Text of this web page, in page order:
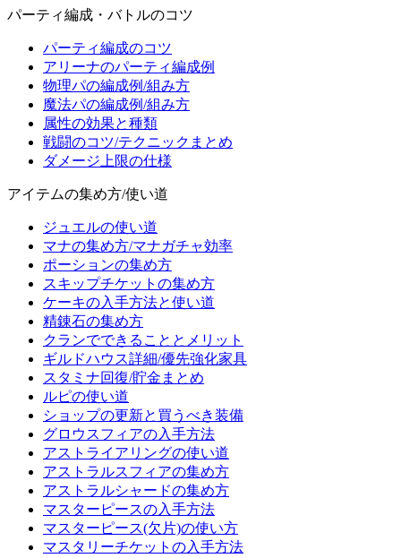
パーティ編成・バトルのコツ
パーティ編成のコツ
アリーナのパーティ編成例
物理パの編成例/組み方
魔法パの編成例/組み方
属性の効果と種類
戦闘のコツ/テクニックまとめ
ダメージ上限の仕様
アイテムの集め方/使い道
ジュエルの使い道
マナの集め方/マナガチャ効率
ポーションの集め方
スキップチケットの集め方
ケーキの入手方法と使い道
精錬石の集め方
クランでできることとメリット
ギルドハウス詳細/優先強化家具
スタミナ回復/貯金まとめ
ルピの使い道
ショップの更新と買うべき装備
グロウスフィアの入手方法
アストライアリングの使い道
アストラルスフィアの集め方
アストラルシャードの集め方
マスターピースの入手方法
マスターピース(欠片)の使い方
マスタリーチケットの入手方法